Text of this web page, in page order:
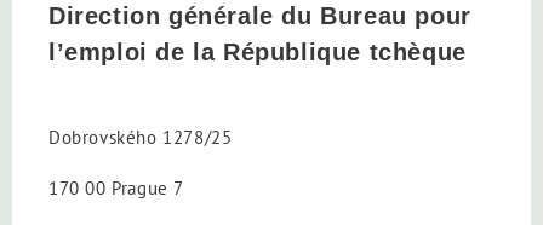
Direction générale du Bureau pour
l’emploi de la République tchèque
Dobrovského 1278/25
170 00 Prague 7